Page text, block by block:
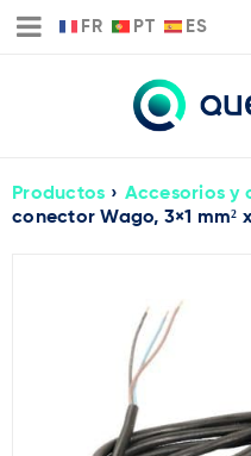
FR PT ES
Productos › Accesorios y
conector Wago, 3×1 mm²